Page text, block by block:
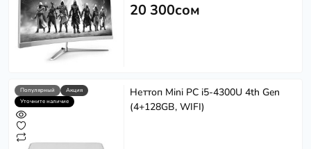
20 300сом
Популярный
Акция
Уточните наличие
Неттоп Mini PC i5-4300U 4th Gen
(4+128GB, WIFI)